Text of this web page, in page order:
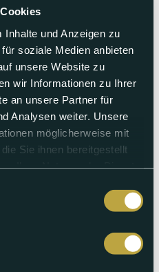
und Anzeigen zu
soziale Medien anbieten
unsere Website zu
wir Informationen zu Ihrer
an unsere Partner für
Analysen weiter. Unsere
möglicherweise mit
Sie ihnen bereitgestellt
Parade 2026
und musikalisch
Parade durch die Basler
aus, zeigen wir die